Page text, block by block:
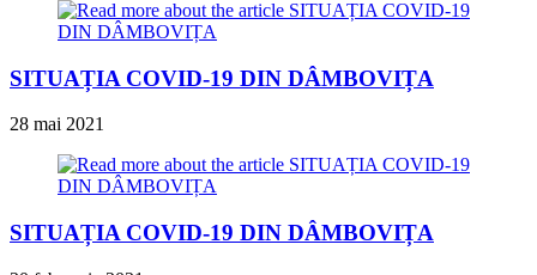
SITUAȚIA COVID-19 DIN DÂMBOVIȚA
28 mai 2021
SITUAȚIA COVID-19 DIN DÂMBOVIȚA